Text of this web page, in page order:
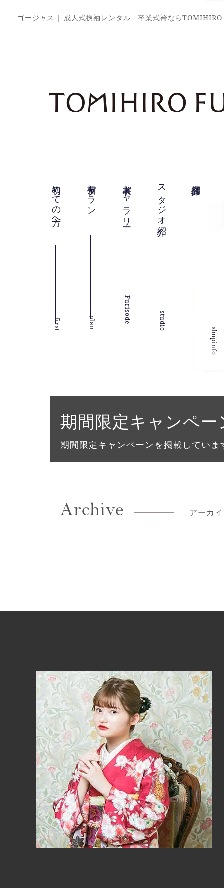
ゴージャス | 成人式振袖レンタル・卒業式袴ならTOMIHIRO
初めての方へ
first
振袖プラン
plan
衣裳ギャラリー
Furisode
スタジオ紹介
studio
shopinfo
期間限定キャンペー
期間限定キャンペーンを掲載していま
Archive アーカ